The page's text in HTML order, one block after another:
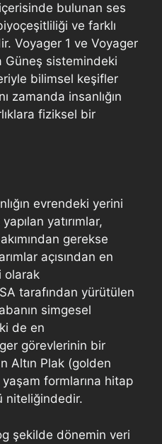
bulunan ses
ve farklı
Voyager 1 ve Voyager
Güneş sistemindeki
bilimsel keşifler
zamanda insanlığın
fiziksel bir
evrendeki yerini
yatırımlar,
gerekse
açısından en
olarak
tarafından yürütülen
simgesel
de en
görevlerinin bir
Altın Plak (golden
formlarına hitap
niteliğindedir.
şekilde dönemin veri